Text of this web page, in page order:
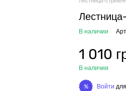
В наличии
1 010
В наличии
% Войти